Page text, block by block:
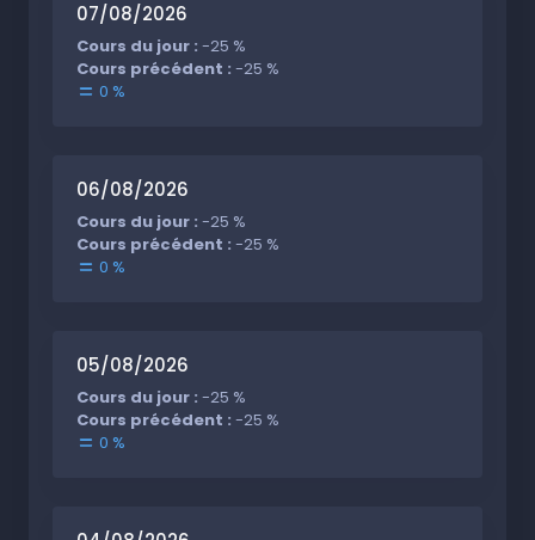
07/08/2026
Cours du jour : -25 %
Cours précédent : -25 %
0 %
06/08/2026
Cours du jour : -25 %
Cours précédent : -25 %
0 %
05/08/2026
Cours du jour : -25 %
Cours précédent : -25 %
0 %